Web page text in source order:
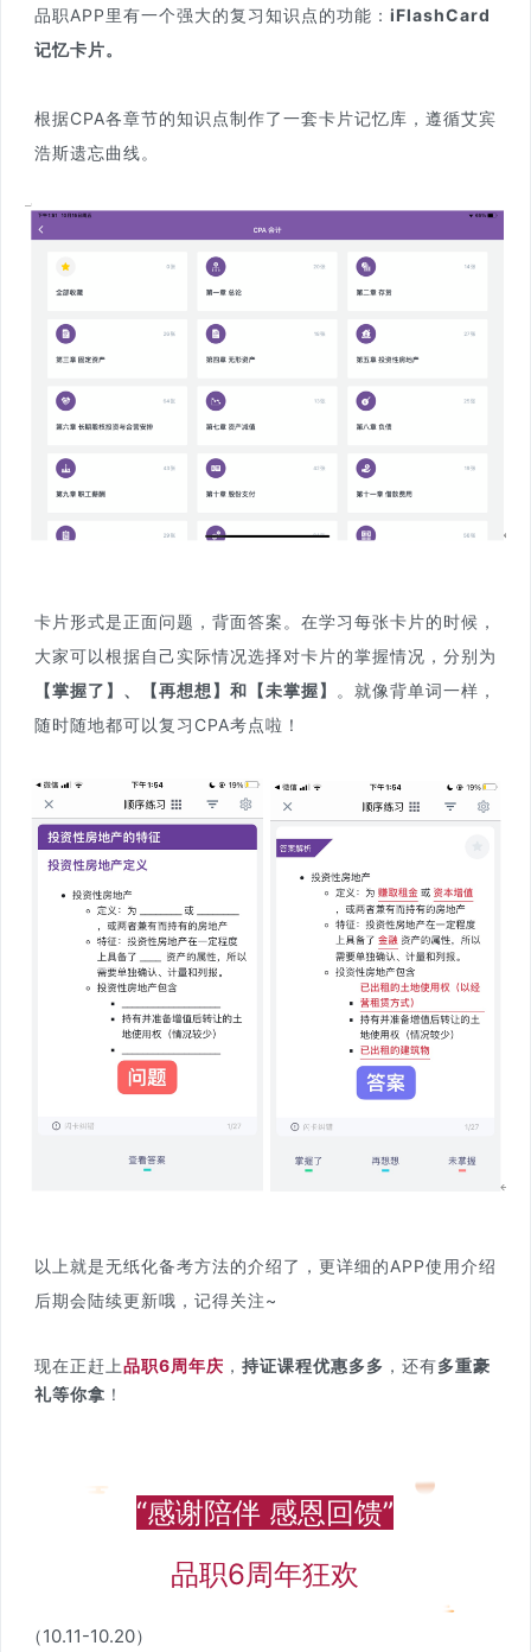
品职APP里有一个强大的复习知识点的功能： iFlashCard
记忆卡片。
根据CPA各章节的知识点制作了一套卡片记忆库，遵循艾宾
浩斯遗忘曲线。
卡片形式是正面问题，背面答案。在学习每张卡片的时候，
大家可以根据自己实际情况选择对卡片的掌握情况，分别为
【掌握了】、【再想想】和【未掌握】
。就像背单词一样，
随时随地都可以复习CPA考点啦！
以上就是无纸化备考方法的介绍了，更详细的APP使用介绍
后期会陆续更新哦，记得关注~
现在正赶上品职6周年庆 ， 持证课程优惠多多 ，还有多重豪
礼等你拿 ！
“感谢陪伴 感恩回馈”
品职6周年狂欢
（10.11-10.20）